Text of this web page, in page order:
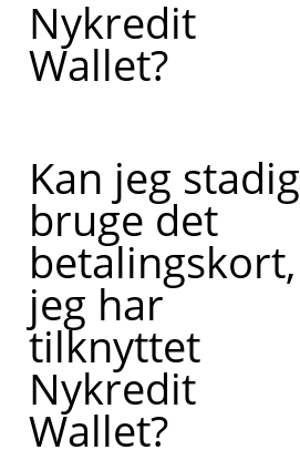
Nykredit
Wallet?
Kan jeg stadig
bruge det
betalingskort,
jeg har
tilknyttet
Nykredit
Wallet?